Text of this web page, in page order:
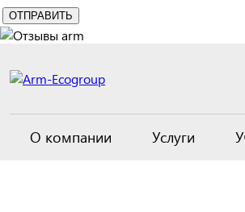
О компании Услуги